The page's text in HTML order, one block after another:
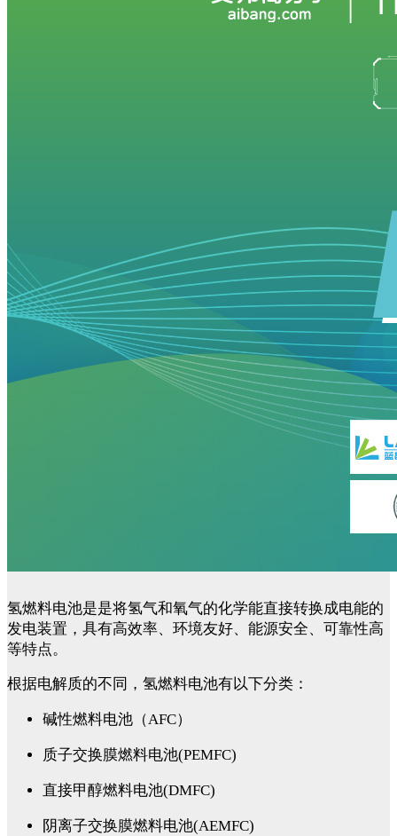
氢燃料电池是是将氢气和氧气的化学能直接转换成电能的
发电装置，具有高效率、环境友好、能源安全、可靠性高
等特点。
根据电解质的不同，氢燃料电池有以下分类：
碱性燃料电池（AFC）
质子交换膜燃料电池(PEMFC)
直接甲醇燃料电池(DMFC)
阴离子交换膜燃料电池(AEMFC)